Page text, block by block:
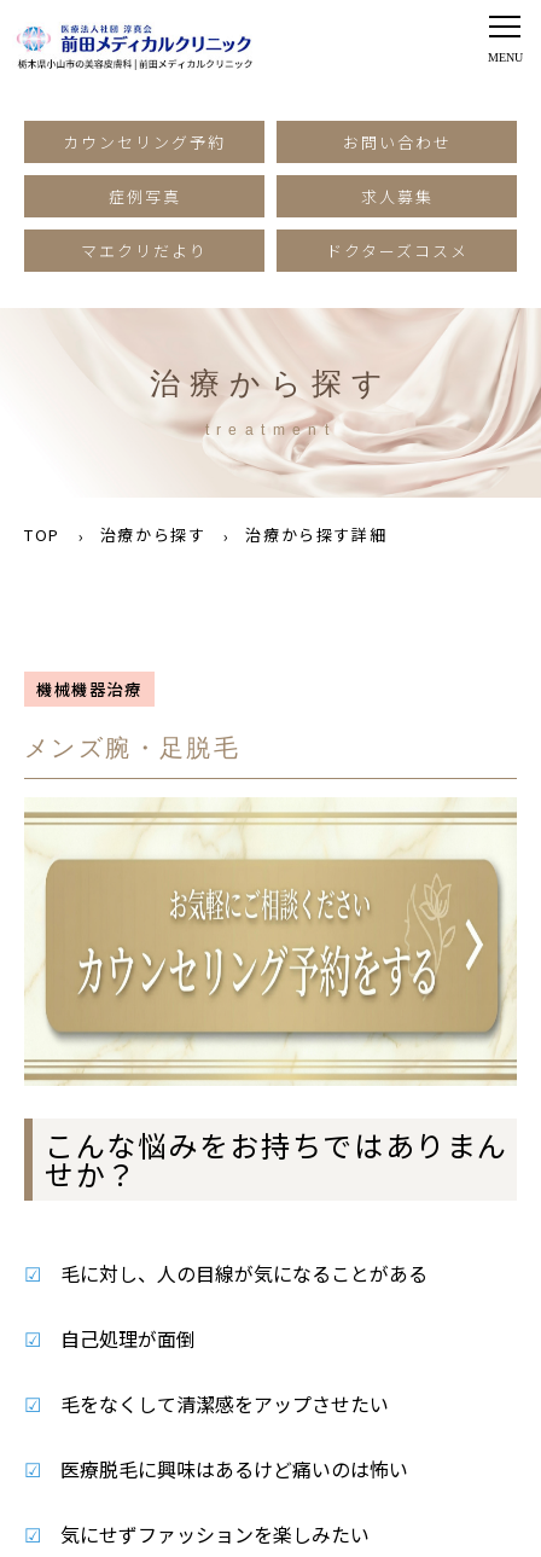
カウンセリング予約 お問い合わせ
症例写真 求人募集
マエクリだより ドクターズコスメ
治療から探す
treatment
TOP 治療から探す 治療から探す詳細
機械機器治療
メンズ腕・足脱毛
こんな悩みをお持ちではありまん
せか？
☑ 毛に対し、人の目線が気になることがある
☑ 自己処理が面倒
☑ 毛をなくして清潔感をアップさせたい
☑ 医療脱毛に興味はあるけど痛いのは怖い
☑ 気にせずファッションを楽しみたい